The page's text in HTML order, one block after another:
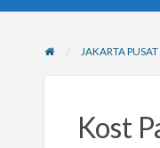
JAKARTA PUSAT
Kost